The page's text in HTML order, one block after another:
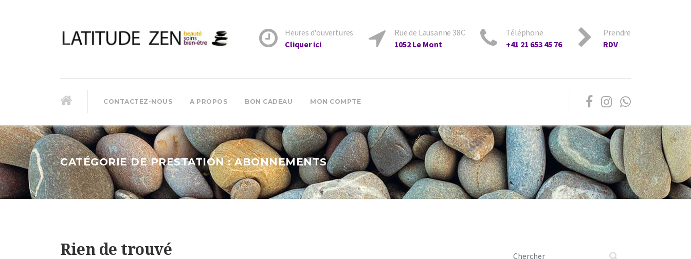
CONTACTEZ-NOUS A PROPOS BON CADEAU MON COMPTE
Heures d'ouvertures
Cliquer ici
Rue de Lausanne 38C
1052 Le Mont
Téléphone
+41 21 653 45 76
Prendre
RDV
CATÉGORIE DE PRESTATION :ABONNEMENTS
Rien de trouvé